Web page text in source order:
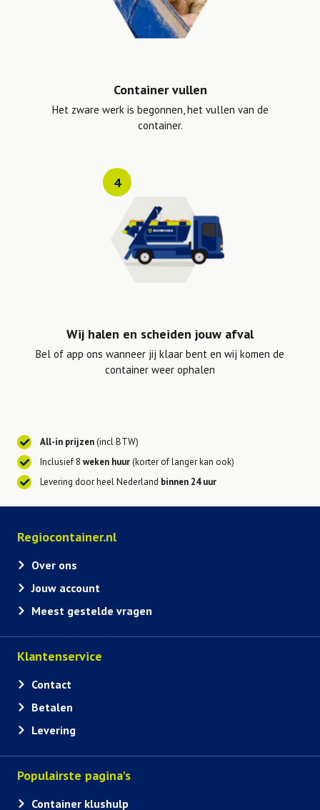
Container vullen
Het zware werk is begonnen, het vullen van de
container.
4
Wij halen en scheiden jouw afval
Bel of app ons wanneer jij klaar bent en wij komen de
container weer ophalen
All-in prijzen(incl BTW)
Inclusief 8 weken huur(korter of langer kan ook)
Levering door heel Nederland binnen 24 uur
Regiocontainer.nl
Over ons
Jouw account
Meest gestelde vragen
Klantenservice
Contact
Betalen
Levering
Populairste pagina's
Container klushulp